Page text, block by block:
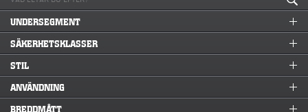
UNDERSEGMENT
SÄKERHETSKLASSER
STIL
ANVÄNDNING
BREDDMÅTT